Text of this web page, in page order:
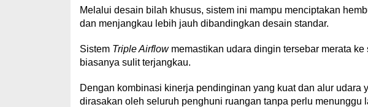
Melalui desain bilah khusus, sistem ini mampu menciptakan
dan menjangkau lebih jauh dibandingkan desain standar.
Sistem Triple Airflowmemastikan udara dingin tersebar merata
biasanya sulit terjangkau.
Dengan kombinasi kinerja pendinginan yang kuat dan alur udara
dirasakan oleh seluruh penghuni ruangan tanpa perlu menunggu